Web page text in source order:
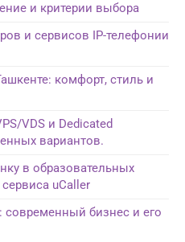
и критерии выбора
и сервисов IP-телефонии
комфорт, стиль и
VDS и Dedicated
вариантов.
в образовательных
uCaller
бизнес и его